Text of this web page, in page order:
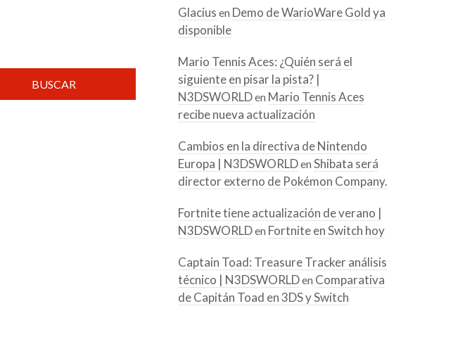
Glacius en Demo de WarioWare Gold ya
disponible
Mario Tennis Aces: ¿Quién será el
siguiente en pisar la pista? |
N3DSWORLDen Mario Tennis Aces
recibe nueva actualización
Cambios en la directiva de Nintendo
Europa | N3DSWORLDen Shibata será
director externo de Pokémon Company.
Fortnite tiene actualización de verano |
N3DSWORLDen Fortnite en Switch hoy
Captain Toad: Treasure Tracker análisis
técnico | N3DSWORLDen Comparativa
de Capitán Toad en 3DS y Switch